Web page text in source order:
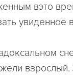
вэто
увиденное
взрослый.